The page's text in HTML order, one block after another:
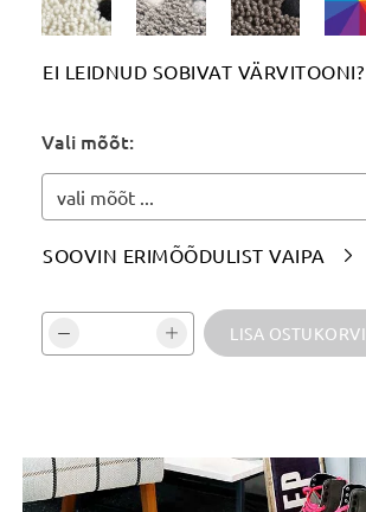
EI LEIDNUD SOBIVAT VÄRVITOONI?
Märgi siia soovitud värvitoon(id):
Vali mõõt:
vali mõõt ...
SOOVIN ERIMÕÕDULIST VAIPA 
Vali kogus ja kinnita: LISA OSTUKORVI
Tooteinfo